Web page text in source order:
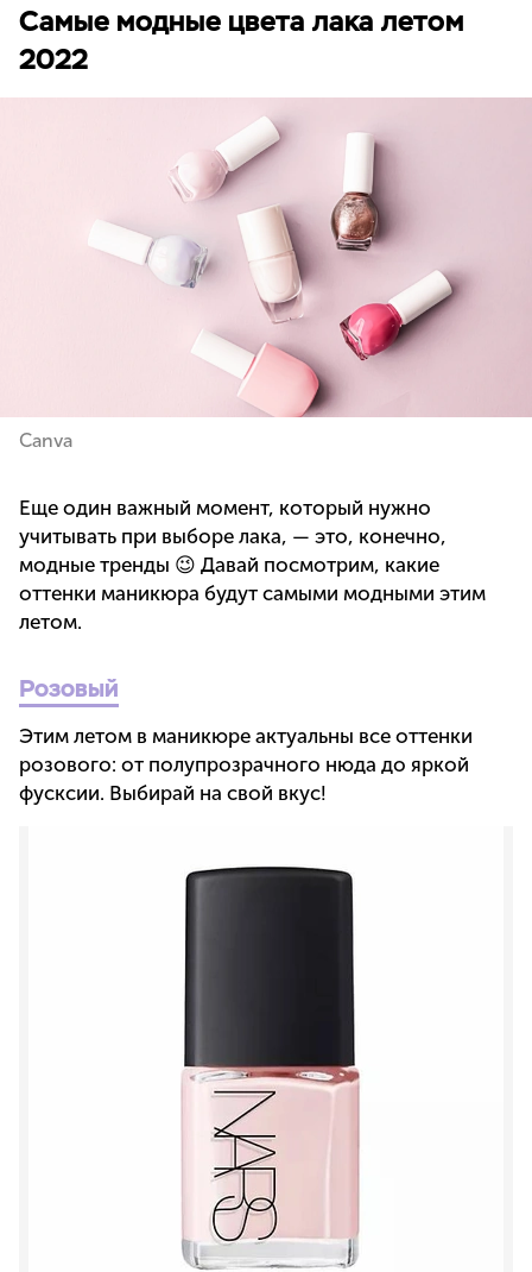
Самые модные цвета лака летом
2022
Canva
Еще один важный момент, который нужно
учитывать при выборе лака, — это, конечно,
модные тренды 😉 Давай посмотрим, какие
оттенки маникюра будут самыми модными этим
летом.
Розовый
Этим летом в маникюре актуальны все оттенки
розового: от полупрозрачного нюда до яркой
фусксии. Выбирай на свой вкус!